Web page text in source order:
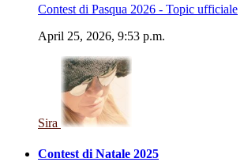
Contest di Pasqua 2026 - Topic ufficiale
April 25, 2026, 9:53 p.m.
Sira
Contest di Natale 2025